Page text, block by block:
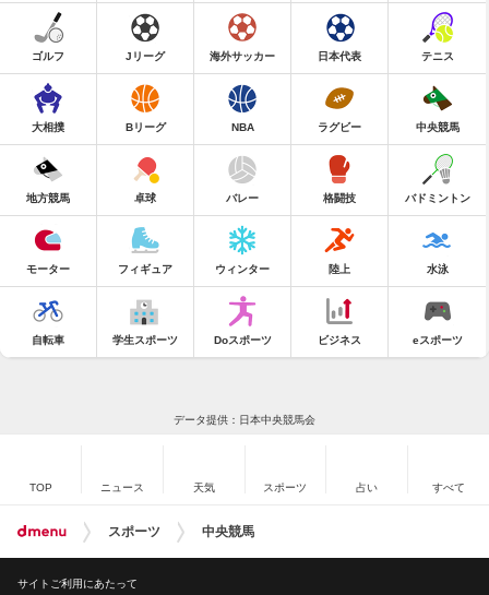
ゴルフ Jリーグ 海外サッカー 日本代表 テニス
大相撲 Bリーグ NBA ラグビー 中央競馬
地方競馬 卓球 バレー 格闘技 バドミントン
モーター フィギュア ウィンター 陸上 水泳
自転車 学生スポーツ Doスポーツ ビジネス eスポーツ
データ提供：日本中央競馬会
TOP ニュース 天気 スポーツ 占い すべて
スポーツ 中央競馬
サイトご利用にあたって